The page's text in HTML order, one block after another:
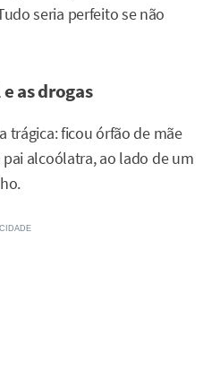
seria perfeito se não
as drogas
trágica: ficou órfão de mãe
alcoólatra, ao lado de um